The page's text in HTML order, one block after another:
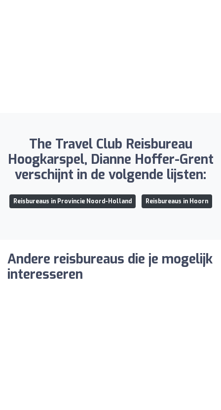
The Travel Club Reisbureau
Hoogkarspel, Dianne Hoffer-Grent
verschijnt in de volgende lijsten:
Reisbureaus in Provincie Noord-Holland Reisbureaus in Hoorn
Andere reisbureaus die je mogelijk
interesseren